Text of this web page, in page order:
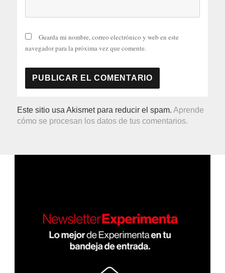
Guarda mi nombre, correo electrónico y web en este
navegador para la próxima vez que comente.
Este sitio usa Akismet para reducir el spam.Aprende
cómo se procesan los datos de tus comentarios.